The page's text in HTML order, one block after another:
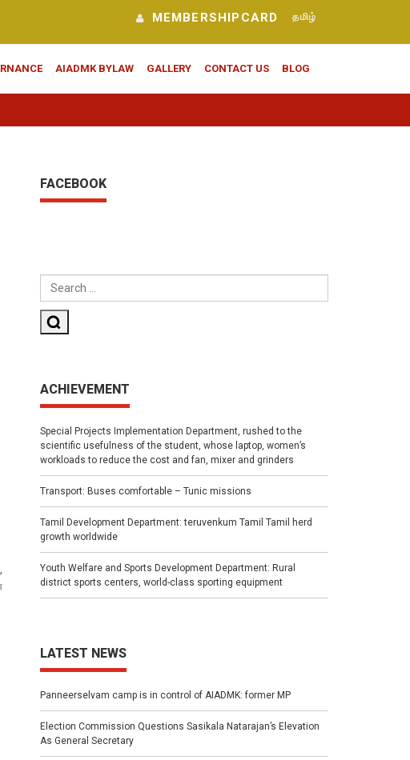
MEMBERSHIPCARD தமிழ்
AIADMK BYLAW GALLERY CONTACT US BLOG
FACEBOOK
ACHIEVEMENT
Special Projects Implementation Department, rushed to the
scientific usefulness of the student, whose laptop, women’s
workloads to reduce the cost and fan, mixer and grinders
Transport: Buses comfortable – Tunic missions
Tamil Development Department: teruvenkum Tamil Tamil herd
growth worldwide
Youth Welfare and Sports Development Department: Rural
district sports centers, world-class sporting equipment
LATEST NEWS
Panneerselvam camp is in control of AIADMK: former MP
Election Commission Questions Sasikala Natarajan’s Elevation
As General Secretary